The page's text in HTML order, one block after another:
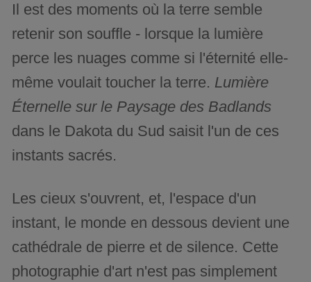
Il est des moments où la terre semble
retenir son souffle - lorsque la lumière
perce les nuages comme si l'éternité elle-
même voulait toucher la terre. Lumière
Éternelle sur le Paysage des Badlands
dans le Dakota du Sud saisit l'un de ces
instants sacrés.
Les cieux s'ouvrent, et, l'espace d'un
instant, le monde en dessous devient une
cathédrale de pierre et de silence. Cette
photographie d'art n'est pas simplement